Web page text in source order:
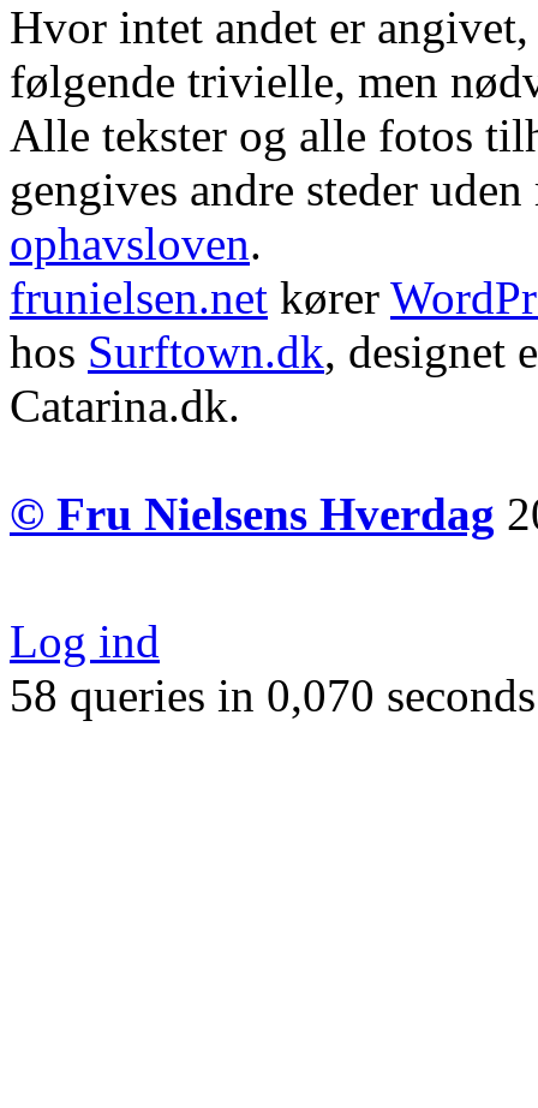
Hvor intet andet er
følgende trivielle, men
Alle tekster og alle fotos
gengives andre steder
ophavsloven.
frunielsen.net kører
hos Surftown.dk, designet
Catarina.dk.
© Fru Nielsens Hverdag
Log ind
58 queries in 0,070